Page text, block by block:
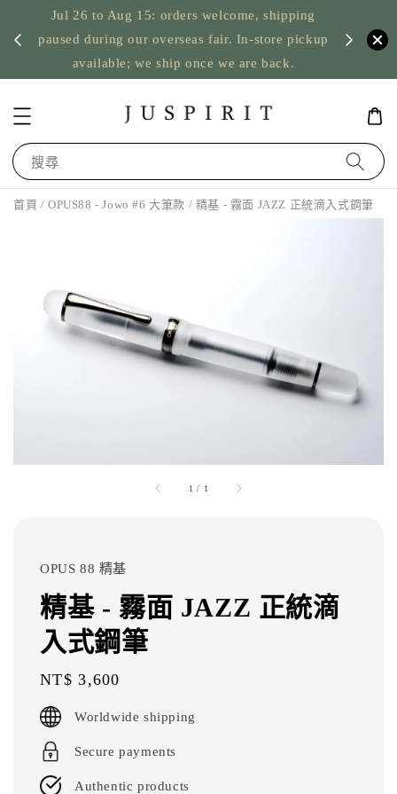
Jul 26 to Aug 15: orders welcome, shipping
paused during our overseas fair. In-store pickup
available; we ship once we are back.
US
搜尋
首頁 /OPUS88 - Jowo #6 大筆款 / 精基 - 霧面 JAZZ 正統滴入式鋼筆
1 / 1
OPUS 88 精基
精基 - 霧面 JAZZ 正統滴
入式鋼筆
Regular
price
NT$ 3,600
Worldwide shipping
Secure payments
Authentic products